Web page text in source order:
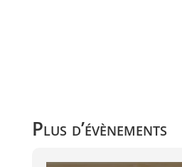
Plus d’évènements